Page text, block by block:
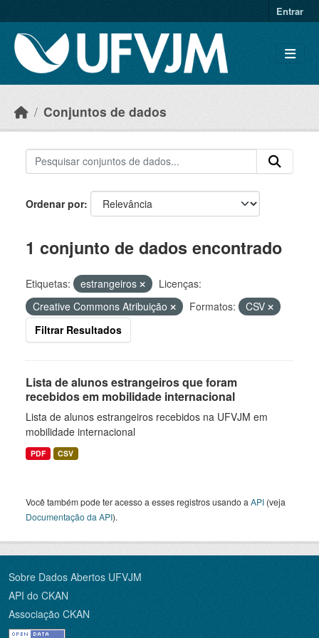
Entrar
Conjuntos de dados
Ordenar por
1 conjunto de dados encontrado
Etiquetas: estrangeiros
Licenças:
Creative Commons Atribuição
Formatos:
CSV
Filtrar Resultados
Lista de alunos estrangeiros que foram
recebidos em mobilidade internacional
Lista de alunos estrangeiros recebidos na UFVJM em
mobilidade internacional
PDF CSV
Você também pode ter acesso a esses registros usando a API (veja
Documentação da API).
Sobre Dados Abertos UFVJM
API do CKAN
Associação CKAN